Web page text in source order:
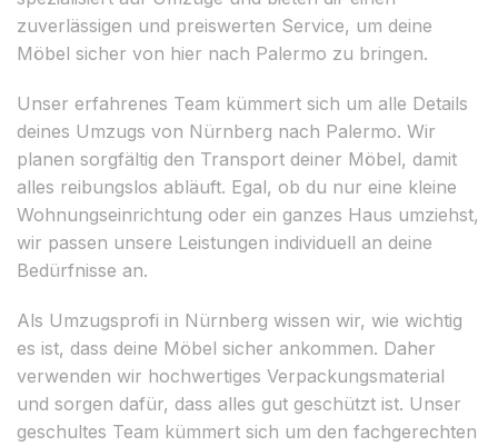
zuverlässigen und preiswerten Service, um deine
Möbel sicher von hier nach Palermo zu bringen.
Unser erfahrenes Team kümmert sich um alle Details
deines Umzugs von Nürnberg nach Palermo. Wir
planen sorgfältig den Transport deiner Möbel, damit
alles reibungslos abläuft. Egal, ob du nur eine kleine
Wohnungseinrichtung oder ein ganzes Haus umziehst,
wir passen unsere Leistungen individuell an deine
Bedürfnisse an.
Als Umzugsprofi in Nürnberg wissen wir, wie wichtig
es ist, dass deine Möbel sicher ankommen. Daher
verwenden wir hochwertiges Verpackungsmaterial
und sorgen dafür, dass alles gut geschützt ist. Unser
geschultes Team kümmert sich um den fachgerechten